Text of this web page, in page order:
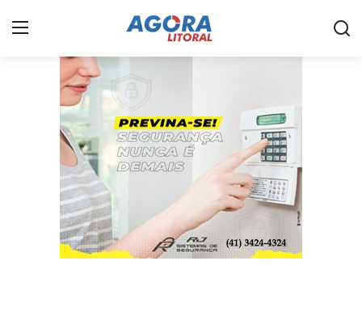
Paranaguá
Fale Conosco